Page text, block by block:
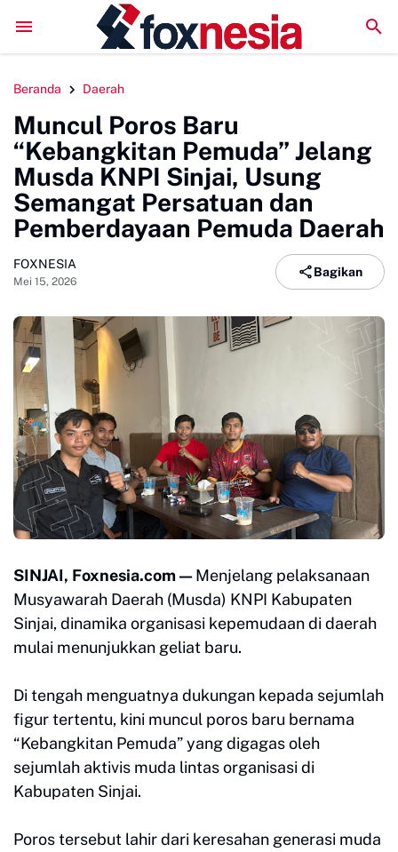
Bupati Sinjai Lepas Kontingen Jamnas XII 2026, Pesan
Beranda Daerah
Muncul Poros Baru
“Kebangkitan Pemuda” Jelang
Musda KNPI Sinjai, Usung
Semangat Persatuan dan
Pemberdayaan Pemuda Daerah
FOXNESIA
Mei 15, 2026
Bagikan
SINJAI, Foxnesia.com —Menjelang pelaksanaan
Musyawarah Daerah (Musda) KNPI Kabupaten
Sinjai, dinamika organisasi kepemudaan di daerah
mulai menunjukkan geliat baru.
Di tengah menguatnya dukungan kepada sejumlah
figur tertentu, kini muncul poros baru bernama
“Kebangkitan Pemuda” yang digagas oleh
sejumlah aktivis muda lintas organisasi di
Kabupaten Sinjai.
Poros tersebut lahir dari keresahan generasi muda